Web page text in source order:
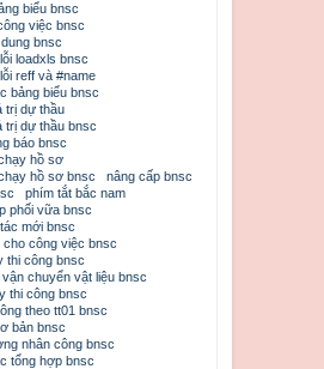
biểu bnsc
việc bnsc
bnsc
loadxls bnsc
reff và #name
bảng biểu bnsc
trị dự thầu
trị dự thầu bnsc
báo bnsc
hồ sơ
hồ sơ bnsc
nâng cấp bnsc
phím tắt bắc nam
phối vữa bnsc
mới bnsc
cho công việc bnsc
thi công bnsc
chuyển vật liệu bnsc
thi công bnsc
theo tt01 bnsc
bản bnsc
nhân công bnsc
tổng hợp bnsc